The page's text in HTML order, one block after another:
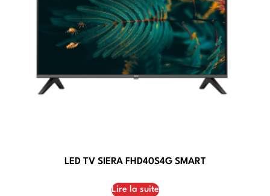
LED TV SIERA FHD40S4G SMART
Lire la suite